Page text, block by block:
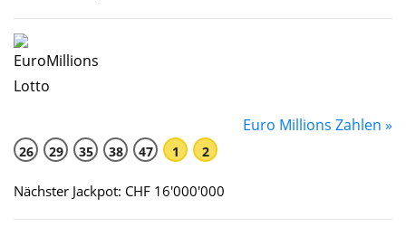
Euro Millions Zahlen »
26 29 35 38 47 1 2
Nächster Jackpot: CHF 16'000'000